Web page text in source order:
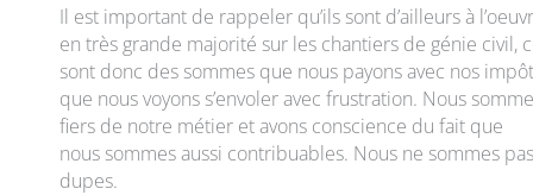
Il est important de rappeler qu’ils sont d’ailleurs à
en très grande majorité sur les chantiers de génie civil,
sont donc des sommes que nous payons avec nos
que nous voyons s’envoler avec frustration. Nous
fiers de notre métier et avons conscience du fait que
nous sommes aussi contribuables. Nous ne sommes pas
dupes.